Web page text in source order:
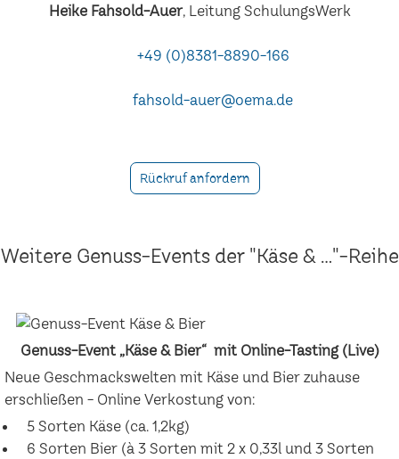
Heike Fahsold-Auer, Leitung SchulungsWerk
+49 (0)8381-8890-166
fahsold-auer@oema.de
Rückruf anfordern
Weitere Genuss-Events der "Käse & ..."-Reihe
Genuss-Event „Käse & Bier“ mit Online-Tasting (Live)
Neue Geschmackswelten mit Käse und Bier zuhause
erschließen - Online Verkostung von:
5 Sorten Käse (ca. 1,2kg)
6 Sorten Bier (à 3 Sorten mit 2 x 0,33l und 3 Sorten